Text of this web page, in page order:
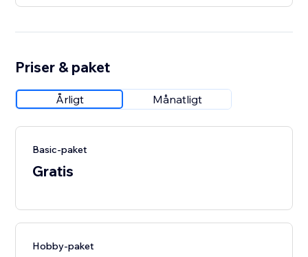
Priser & paket
Årligt Månatligt
Basic-paket
Gratis
Hobby-paket